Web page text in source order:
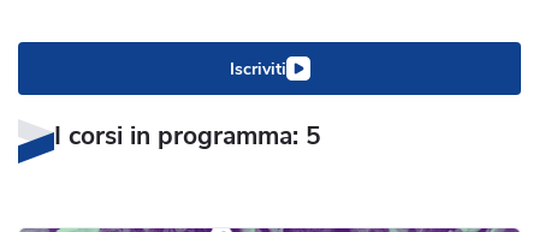
Iscriviti
I corsi in programma: 5